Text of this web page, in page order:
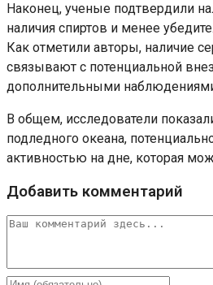
Наконец, ученые подтвердили
наличия спиртов и менее
Как отметили авторы, наличие
связывают с потенциальной
дополнительными
В общем, исследователи
подледного океана,
активностью на дне, которая
Добавить комментарий
Комментарий